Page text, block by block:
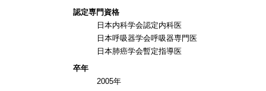
認定専門資格
日本内科学会認定内科医
日本呼吸器学会呼吸器専門医
日本肺癌学会暫定指導医
卒年
2005年